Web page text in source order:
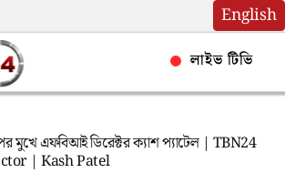
English
লাইভ টিভি
মুখে এফবিআই ডিরেক্টর ক্যাশ প্যাটেল | TBN24
| Kash Patel